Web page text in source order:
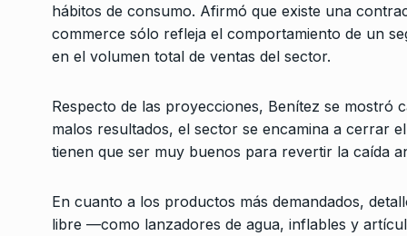
hábitos de consumo. Afirmó que existe una
commerce sólo refleja el comportamiento de un
en el volumen total de ventas del sector.
Respecto de las proyecciones, Benítez se mostró
malos resultados, el sector se encamina a cerrar
tienen que ser muy buenos para revertir la caída
En cuanto a los productos más demandados,
libre —como lanzadores de agua, inflables y